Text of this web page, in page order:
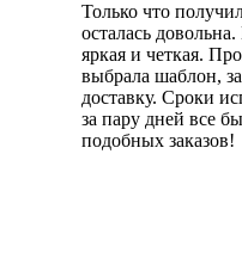
Только что
осталась
яркая и четкая.
выбрала шаблон,
доставку. Сроки
за пару дней все
подобных заказов!